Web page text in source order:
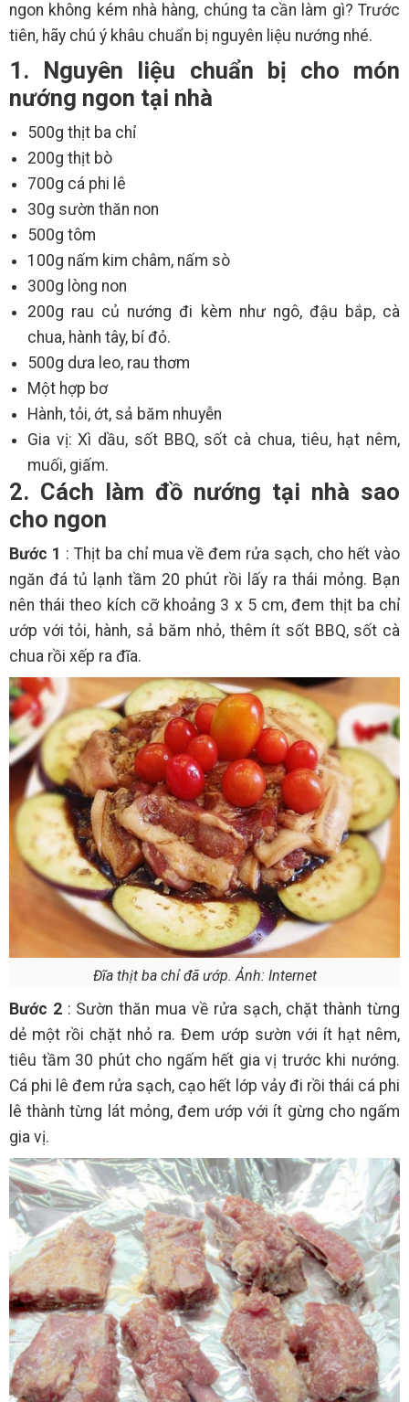
ngon không kém nhà hàng, chúng ta cần làm gì? Trước
tiên, hãy chú ý khâu chuẩn bị nguyên liệu nướng nhé.
1. Nguyên liệu chuẩn bị cho món
nướng ngon tại nhà
500g thịt ba chỉ
200g thịt bò
700g cá phi lê
30g sườn thăn non
500g tôm
100g nấm kim châm, nấm sò
300g lòng non
200g rau củ nướng đi kèm như ngô, đậu bắp, cà
chua, hành tây, bí đỏ.
500g dưa leo, rau thơm
Một hợp bơ
Hành, tỏi, ớt, sả băm nhuyễn
Gia vị: Xì dầu, sốt BBQ, sốt cà chua, tiêu, hạt nêm,
muối, giấm.
2. Cách làm đồ nướng tại nhà sao
cho ngon
Bước 1 : Thịt ba chỉ mua về đem rửa sạch, cho hết vào
ngăn đá tủ lạnh tầm 20 phút rồi lấy ra thái mỏng. Bạn
nên thái theo kích cỡ khoảng 3 x 5 cm, đem thịt ba chỉ
ướp với tỏi, hành, sả băm nhỏ, thêm ít sốt BBQ, sốt cà
chua rồi xếp ra đĩa.
Đĩa thịt ba chỉ đã ướp. Ảnh: Internet
Bước 2: Sườn thăn mua về rửa sạch, chặt thành từng
dẻ một rồi chặt nhỏ ra. Đem ướp sườn với ít hạt nêm,
tiêu tầm 30 phút cho ngấm hết gia vị trước khi nướng.
Cá phi lê đem rửa sạch, cạo hết lớp vảy đi rồi thái cá phi
lê thành từng lát mỏng, đem ướp với ít gừng cho ngấm
gia vị.